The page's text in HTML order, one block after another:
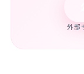
外部